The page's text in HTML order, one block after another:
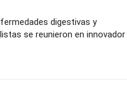
digestivas y
se reunieron en innovador